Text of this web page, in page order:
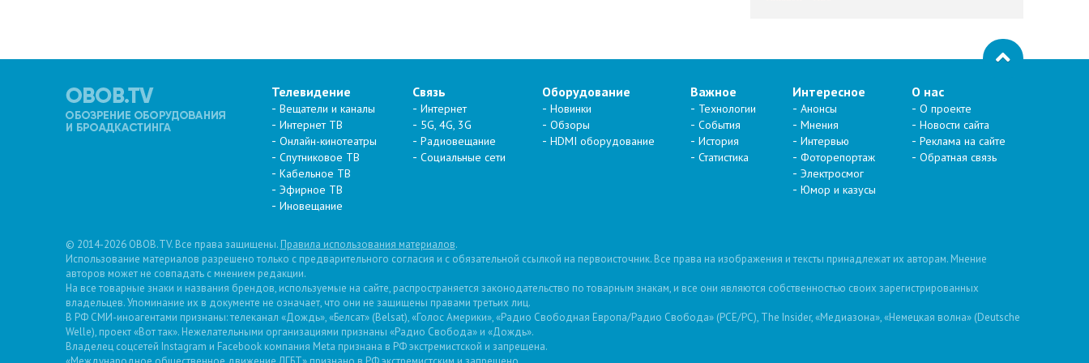
Телевидение
Вещатели и каналы
Интернет ТВ
Онлайн-кинотеатры
Спутниковое ТВ
Кабельное ТВ
Эфирное ТВ
Иновещание
Связь
Интернет
5G, 4G, 3G
Радиовещание
Социальные сети
Оборудование
Новинки
Обзоры
HDMI оборудование
Важное
Технологии
События
История
Статистика
Интересное
Анонсы
Мнения
Интервью
Фоторепортаж
Электросмог
Юмор и казусы
О нас
О проекте
Новости сайта
Реклама на сайте
Обратная связь
© 2014-2026 OBOB.TV. Все права защищены. Правила использования материалов.
Использование материалов разрешено только с предварительного согласия и с обязательной ссылкой на первоисточник. Все права на изображения и тексты принадлежат их авторам. Мнение
авторов может не совпадать с мнением редакции.
На все товарные знаки и названия брендов, используемые на сайте, распространяется законодательство по товарным знакам, и все они являются собственностью своих зарегистрированных
владельцев. Упоминание их в документе не означает, что они не защищены правами третьих лиц.
В РФ СМИ-иноагентами признаны: телеканал «Дождь», «Белсат» (Belsat), «Голос Америки», «Радио Свободная Европа/Радио Свобода» (PCE/PC), The Insider, «Медиазона», «Немецкая волна» (Deutsche
Welle), проект «Вот так». Нежелательными организациями признаны «Радио Свобода» и «Дождь».
Владелец соцсетей Instagram и Facebook компания Metа признана в РФ экстремистской и запрещена.